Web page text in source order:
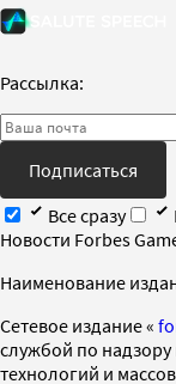
Рассылка:
Подписаться
Все сразу
Новости Forbes
Наименование
Cетевое издание «
службой по
технологий и